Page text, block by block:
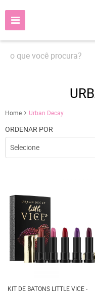
Home Urban Decay
ORDENAR POR
Selecione
KIT DE BATONS LITTLE VICE -